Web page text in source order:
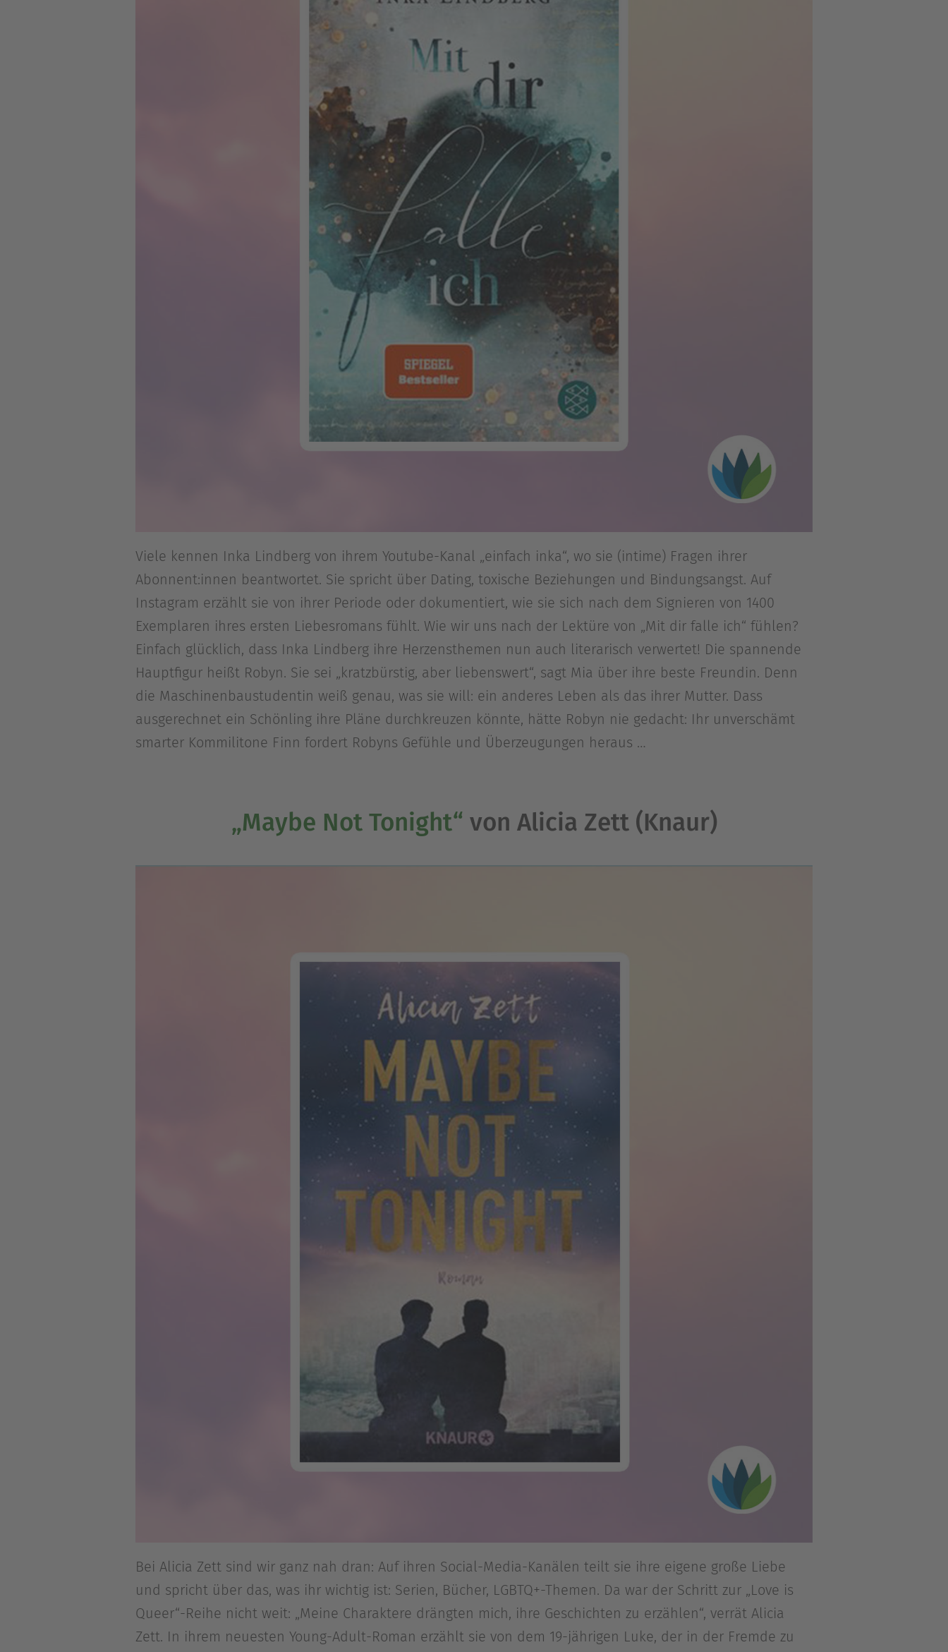
Viele kennen Inka Lindberg von ihrem Youtube-Kanal „einfach inka“, wo sie (intime) Fragen ihrer
Abonnent:innen beantwortet. Sie spricht über Dating, toxische Beziehungen und Bindungsangst. Auf
Instagram erzählt sie von ihrer Periode oder dokumentiert, wie sie sich nach dem Signieren von 1400
Exemplaren ihres ersten Liebesromans fühlt. Wie wir uns nach der Lektüre von „Mit dir falle ich“ fühlen?
Einfach glücklich, dass Inka Lindberg ihre Herzensthemen nun auch literarisch verwertet! Die spannende
Hauptfigur heißt Robyn. Sie sei „kratzbürstig, aber liebenswert“, sagt Mia über ihre beste Freundin. Denn
die Maschinenbaustudentin weiß genau, was sie will: ein anderes Leben als das ihrer Mutter. Dass
ausgerechnet ein Schönling ihre Pläne durchkreuzen könnte, hätte Robyn nie gedacht: Ihr unverschämt
smarter Kommilitone Finn fordert Robyns Gefühle und Überzeugungen heraus …
„Maybe Not Tonight“ von Alicia Zett (Knaur)
Bei Alicia Zett sind wir ganz nah dran: Auf ihren Social-Media-Kanälen teilt sie ihre eigene große Liebe
und spricht über das, was ihr wichtig ist: Serien, Bücher, LGBTQ+-Themen. Da war der Schritt zur „Love is
Queer“-Reihe nicht weit: „Meine Charaktere drängten mich, ihre Geschichten zu erzählen“, verrät Alicia
Zett. In ihrem neuesten Young-Adult-Roman erzählt sie von dem 19-jährigen Luke, der in der Fremde zu